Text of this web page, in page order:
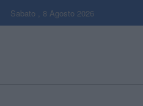
Sabato , 8 Agosto 2026